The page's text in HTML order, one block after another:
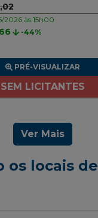
2026 às 15h00
-44%
PRÉ-VISUALIZAR
SEM LICITANTES
Ver Mais
os locais de